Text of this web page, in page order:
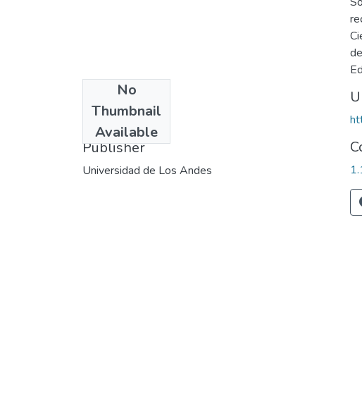
No
Thumbnail
Available
2000-11
Publisher
Universidad de Los Andes